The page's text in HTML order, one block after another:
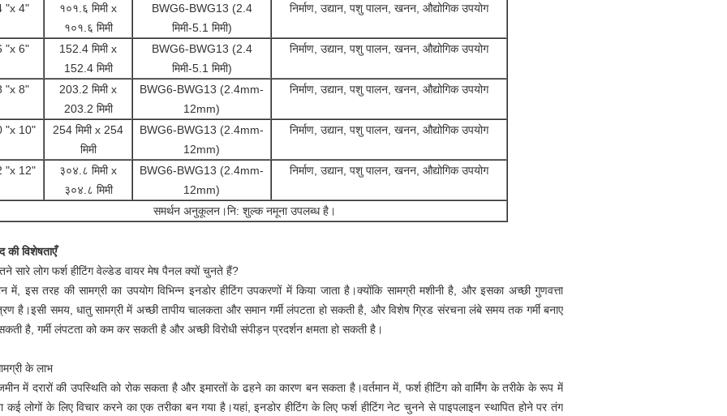
"x 4"
१०१.६ मिमी x
१०१.६ मिमी
BWG6-BWG13 (2.4
मिमी-5.1 मिमी)
निर्माण, उद्यान, पशु पालन, खनन, औद्योगिक उपयोग
"x 6"
152.4 मिमी x
152.4 मिमी
BWG6-BWG13 (2.4
मिमी-5.1 मिमी)
निर्माण, उद्यान, पशु पालन, खनन, औद्योगिक उपयोग
"x 8"
203.2 मिमी x
203.2 मिमी
BWG6-BWG13 (2.4mm-
12mm)
निर्माण, उद्यान, पशु पालन, खनन, औद्योगिक उपयोग
"x 10"
254 मिमी x 254
मिमी
BWG6-BWG13 (2.4mm-
12mm)
निर्माण, उद्यान, पशु पालन, खनन, औद्योगिक उपयोग
"x 12"
३०४.८ मिमी x
३०४.८ मिमी
BWG6-BWG13 (2.4mm-
12mm)
निर्माण, उद्यान, पशु पालन, खनन, औद्योगिक उपयोग
समर्थन अनुकूलन।नि: शुल्क नमूना उपलब्ध है।
की विशेषताएँ
सारे लोग फर्श हीटिंग वेल्डेड वायर मेष पैनल क्यों चुनते हैं?
में, इस तरह की सामग्री का उपयोग विभिन्न इनडोर हीटिंग उपकरणों में किया जाता है।क्योंकि सामग्री मशीनी है, और इसका अच्छी गुणवत्ता
है।इसी समय, धातु सामग्री में अच्छी तापीय चालकता और समान गर्मी लंपटता हो सकती है, और विशेष ग्रिड संरचना लंबे समय तक गर्मी बनाए
है, गर्मी लंपटता को कम कर सकती है और अच्छी विरोधी संपीड़न प्रदर्शन क्षमता हो सकती है।
के लाभ
में दरारों की उपस्थिति को रोक सकता है और इमारतों के ढहने का कारण बन सकता है।वर्तमान में, फर्श हीटिंग को वार्मिंग के तरीके के रूप में
कई लोगों के लिए विचार करने का एक तरीका बन गया है।यहां, इनडोर हीटिंग के लिए फर्श हीटिंग नेट चुनने से पाइपलाइन स्थापित होने पर तंग